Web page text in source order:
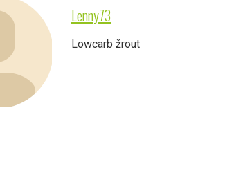
Lenny73
Lowcarb žrout